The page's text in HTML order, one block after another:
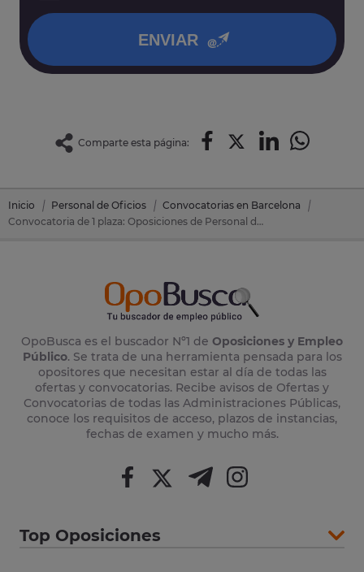
ENVIAR
Comparte esta página:
Inicio Personal de Oficios
Convocatorias en Barcelona
Convocatoria de 1 plaza: Oposiciones de Personal de Oficios en Baga (Barcelona)
OpoBusca es el buscador Nº1 de Oposiciones y Empleo
Público. Se trata de una herramienta pensada para los
opositores que necesitan estar al día de todas las
ofertas y convocatorias. Recibe avisos de Ofertas y
Convocatorias de todas las Administraciones Públicas,
conoce los requisitos de acceso, plazos de instancias,
fechas de examen y mucho más.
Top Oposiciones